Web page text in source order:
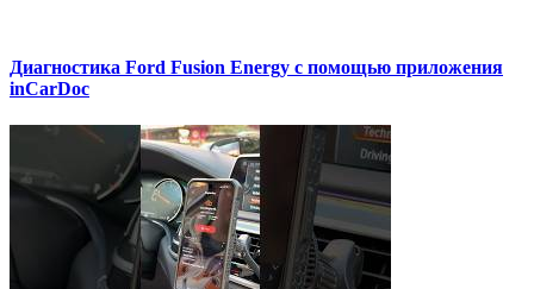
Диагностика Ford Fusion Energy с помощью приложения
inCarDoc